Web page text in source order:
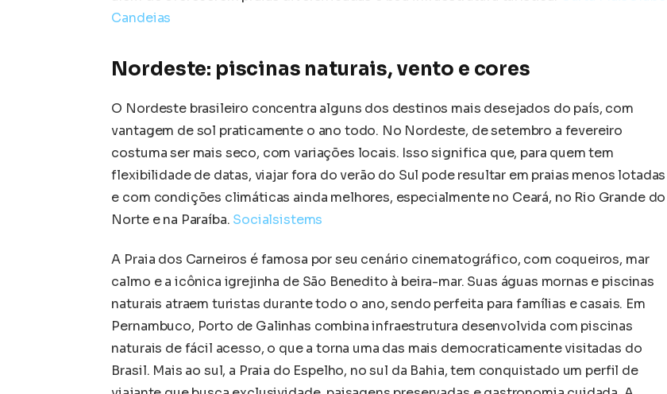
Candeias
Nordeste: piscinas naturais, vento e cores
O Nordeste brasileiro concentra alguns dos destinos mais desejados do país, com
vantagem de sol praticamente o ano todo. No Nordeste, de setembro a fevereiro
costuma ser mais seco, com variações locais. Isso significa que, para quem tem
flexibilidade de datas, viajar fora do verão do Sul pode resultar em praias menos lotadas
e com condições climáticas ainda melhores, especialmente no Ceará, no Rio Grande do
Norte e na Paraíba. Socialsistems
A Praia dos Carneiros é famosa por seu cenário cinematográfico, com coqueiros, mar
calmo e a icônica igrejinha de São Benedito à beira-mar. Suas águas mornas e piscinas
naturais atraem turistas durante todo o ano, sendo perfeita para famílias e casais. Em
Pernambuco, Porto de Galinhas combina infraestrutura desenvolvida com piscinas
naturais de fácil acesso, o que a torna uma das mais democraticamente visitadas do
Brasil. Mais ao sul, a Praia do Espelho, no sul da Bahia, tem conquistado um perfil de